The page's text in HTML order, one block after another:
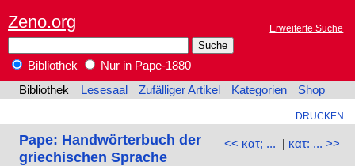
Zeno.org Erweiterte Suche
Bibliothek
Nur in Pape-1880
Bibliothek
Lesesaal Zufälliger Artikel Kategorien Shop
DRUCKEN
<< κατ; ... | κατ: ... >>
Pape: Handwörterbuch der
griechischen Sprache